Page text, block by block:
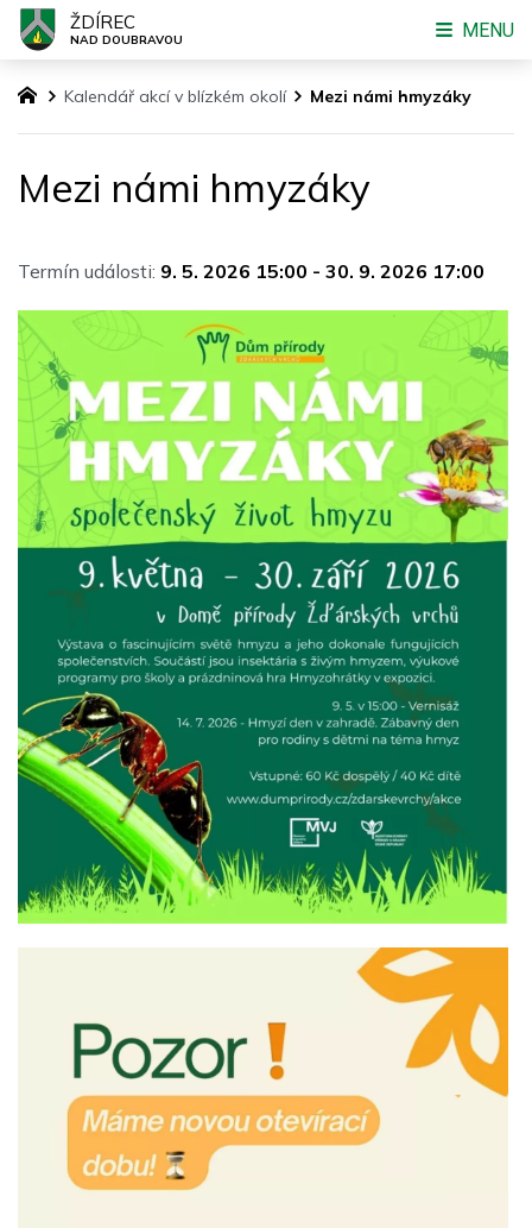
Kalendář akcí v blízkém okolí Mezi námi hmyzáky
Mezi námi hmyzáky
Termín události: 9. 5. 2026 15:00 - 30. 9. 2026 17:00
ŽDÍREC
NAD DOUBRAVOU MENU